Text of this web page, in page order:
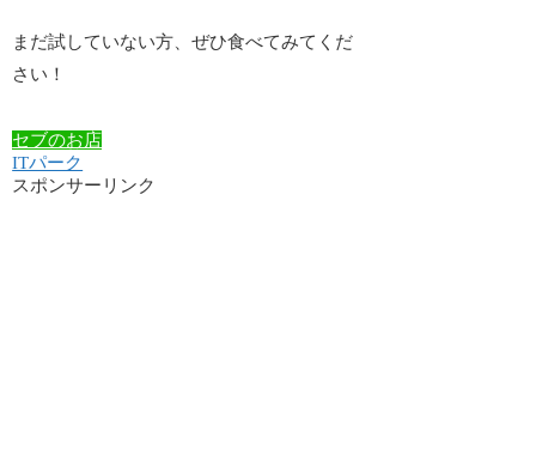
まだ試していない方、ぜひ食べてみてくだ
さい！
セブのお店
ITパーク
スポンサーリンク